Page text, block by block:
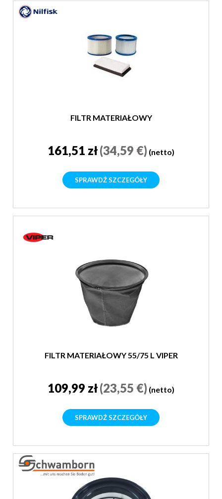
FILTR MATERIAŁOWY
161,51 zł(34,59 €) (netto)
SPRAWDŹ SZCZEGÓŁY
FILTR MATERIAŁOWY 55/75 L VIPER
109,99 zł(23,55 €) (netto)
SPRAWDŹ SZCZEGÓŁY